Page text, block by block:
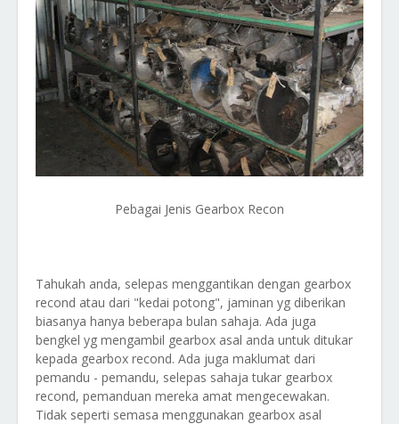
Pebagai Jenis Gearbox Recon
Tahukah anda, selepas menggantikan dengan gearbox
recond atau dari "kedai potong", jaminan yg diberikan
biasanya hanya beberapa bulan sahaja. Ada juga
bengkel yg mengambil gearbox asal anda untuk ditukar
kepada gearbox recond. Ada juga maklumat dari
pemandu - pemandu, selepas sahaja tukar gearbox
recond, pemanduan mereka amat mengecewakan.
Tidak seperti semasa menggunakan gearbox asal